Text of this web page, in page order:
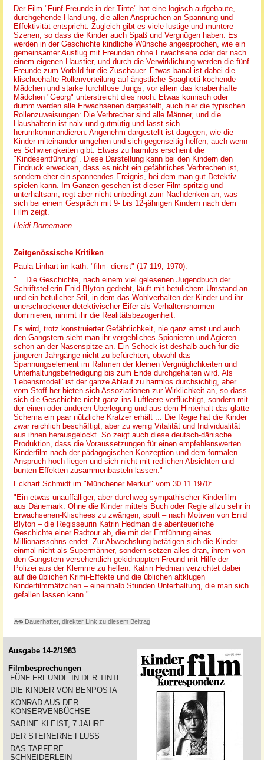
Der Film "Fünf Freunde in der Tinte" hat eine logisch aufgebaute,
durchgehende Handlung, die allen Ansprüchen an Spannung und
Effektivität entspricht. Zugleich gibt es viele lustige und muntere
Szenen, so dass die Kinder auch Spaß und Vergnügen haben. Es
werden in der Geschichte kindliche Wünsche angesprochen, wie ein
gemeinsamer Ausflug mit Freunden ohne Erwachsene oder der nach
einem eigenen Haustier, und durch die Verwirklichung werden die fünf
Freunde zum Vorbild für die Zuschauer. Etwas banal ist dabei die
klischeehafte Rollenverteilung auf ängstliche Spaghetti kochende
Mädchen und starke furchtlose Jungs; vor allem das knabenhafte
Mädchen "Georg" unterstreicht dies noch. Etwas komisch oder
dumm werden alle Erwachsenen dargestellt, auch hier die typischen
Rollenzuweisungen: Die Verbrecher sind alle Männer, und die
Haushälterin ist naiv und gutmütig und lässt sich
herumkommandieren. Angenehm dargestellt ist dagegen, wie die
Kinder miteinander umgehen und sich gegenseitig helfen, auch wenn
es Schwierigkeiten gibt. Etwas zu harmlos erscheint die
"Kindesentführung". Diese Darstellung kann bei den Kindern den
Eindruck erwecken, dass es nicht ein gefährliches Verbrechen ist,
sondern eher ein spannendes Ereignis, bei dem man gut Detektiv
spielen kann. Im Ganzen gesehen ist dieser Film spritzig und
unterhaltsam, regt aber nicht unbedingt zum Nachdenken an, was
sich bei einem Gespräch mit 9- bis 12-jährigen Kindern nach dem
Film zeigt.
Heidi Bornemann
Zeitgenössische Kritiken
Paula Linhart im kath. "film- dienst" (17 119, 1970):
"... Die Geschichte, nach einem viel gelesenen Jugendbuch der
Schriftstellerin Enid Blyton gedreht, läuft mit betulichem Umstand an
und ein betulicher Stil, in dem das Wohlverhalten der Kinder und ihr
unerschrockener detektivischer Eifer als Verhaltensnormen
dominieren, nimmt ihr die Realitätsbezogenheit.
Es wird, trotz konstruierter Gefährlichkeit, nie ganz ernst und auch
den Gangstern sieht man ihr vergebliches Spionieren und Agieren
schon an der Nasenspitze an. Ein Schock ist deshalb auch für die
jüngeren Jahrgänge nicht zu befürchten, obwohl das
Spannungselement im Rahmen der kleinen Vergnüglichkeiten und
Unterhaltungsbefriedigung bis zum Ende durchgehalten wird. Als
'Lebensmodell' ist der ganze Ablauf zu harmlos durchsichtig, aber
vom Stoff her bieten sich Assoziationen zur Wirklichkeit an, so dass
sich die Geschichte nicht ganz ins Luftleere verflüchtigt, sondern mit
der einen oder anderen Überlegung und aus dem Hinterhalt das glatte
Schema ein paar nützliche Kratzer erhält ... Die Regie hat die Kinder
zwar reichlich beschäftigt, aber zu wenig Vitalität und Individualität
aus ihnen herausgelockt. So zeigt auch diese deutsch-dänische
Produktion, dass die Voraussetzungen für einen empfehlenswerten
Kinderfilm nach der pädagogischen Konzeption und dem formalen
Anspruch hoch liegen und sich nicht mit redlichen Absichten und
bunten Effekten zusammenbasteln lassen."
Eckhart Schmidt im "Münchener Merkur" vom 30.11.1970:
"Ein etwas unauffälliger, aber durchweg sympathischer Kinderfilm
aus Dänemark. Ohne die Kinder mittels Buch oder Regie allzu sehr in
Erwachsenen-Klischees zu zwängen, spult – nach Motiven von Enid
Blyton – die Regisseurin Katrin Hedman die abenteuerliche
Geschichte einer Radtour ab, die mit der Entführung eines
Millionärssohns endet. Zur Abwechslung betätigen sich die Kinder
einmal nicht als Supermänner, sondern setzen alles dran, ihrem von
den Gangstern versehentlich gekidnappten Freund mit Hilfe der
Polizei aus der Klemme zu helfen. Katrin Hedman verzichtet dabei
auf die üblichen Krimi-Effekte und die üblichen altklugen
Kinderfilmmätzchen – eineinhalb Stunden Unterhaltung, die man sich
gefallen lassen kann."
Dauerhafter, direkter Link zu diesem Beitrag
Ausgabe 14-2/1983
Filmbesprechungen
FÜNF FREUNDE IN DER TINTE
DIE KINDER VON BENPOSTA
KONRAD AUS DER
KONSERVENBÜCHSE
SABINE KLEIST, 7 JAHRE
DER STEINERNE FLUSS
DAS TAPFERE
SCHNEIDERLEIN